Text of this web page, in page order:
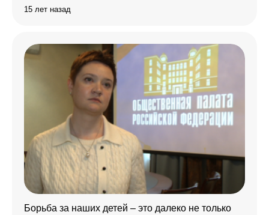
15 лет назад
Борьба за наших детей – это далеко не только